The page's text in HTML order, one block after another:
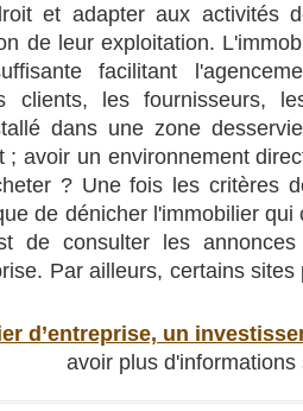
et adapter aux activités
de leur exploitation.
facilitant
clients, les fournisseurs,
dans une zone
; avoir un environnement
? Une fois les critères
de dénicher l'immobilier
de consulter les
Par ailleurs, certains
d’entreprise, un
avoir plus